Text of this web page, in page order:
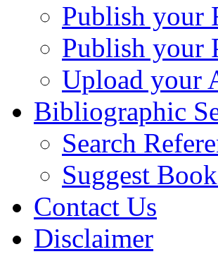
Publish your
Publish your
Upload your
Bibliographic
Search
Suggest
Contact Us
Disclaimer